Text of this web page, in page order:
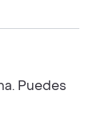
Puedes